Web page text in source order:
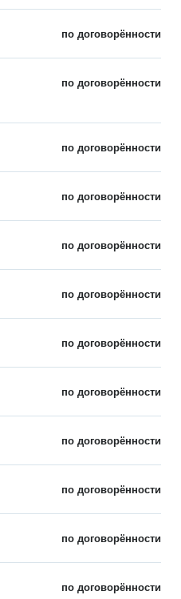
по договорённости
по договорённости
по договорённости
по договорённости
по договорённости
по договорённости
по договорённости
по договорённости
по договорённости
по договорённости
по договорённости
по договорённости